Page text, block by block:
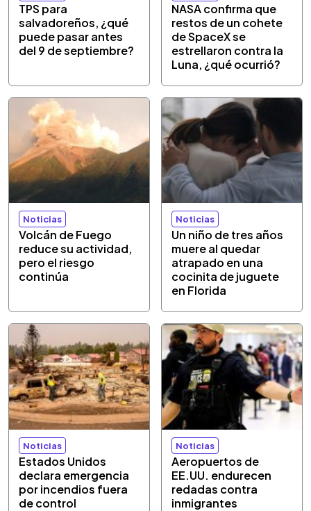
TPS para
salvadoreños, ¿qué
puede pasar antes
del 9 de septiembre?
NASA confirma que
restos de un cohete
de SpaceX se
estrellaron contra la
Luna, ¿qué ocurrió?
Noticias
Volcán de Fuego
reduce su actividad,
pero el riesgo
continúa
Noticias
Un niño de tres años
muere al quedar
atrapado en una
cocinita de juguete
en Florida
Noticias
Estados Unidos
declara emergencia
por incendios fuera
de control
Noticias
Aeropuertos de
EE.UU. endurecen
redadas contra
inmigrantes